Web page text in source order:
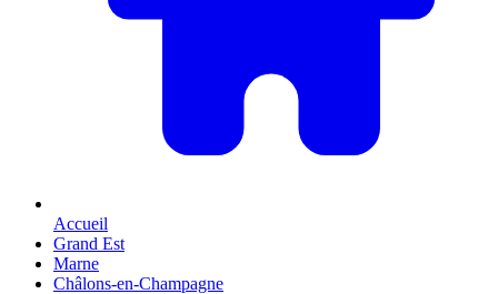
Accueil
Grand Est
Marne
Châlons-en-Champagne